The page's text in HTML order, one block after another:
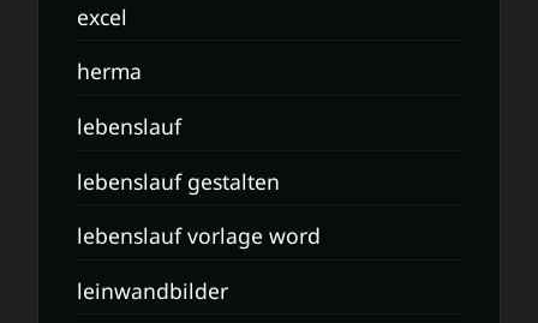
excel
herma
lebenslauf
lebenslauf gestalten
lebenslauf vorlage word
leinwandbilder